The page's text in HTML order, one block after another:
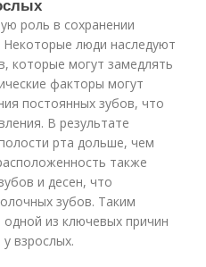
роль в сохранении
люди наследуют
которые могут замедлять
факторы могут
постоянных зубов, что
В результате
рта дольше, чем
также
и десен, что
зубов. Таким
из ключевых причин
взрослых.